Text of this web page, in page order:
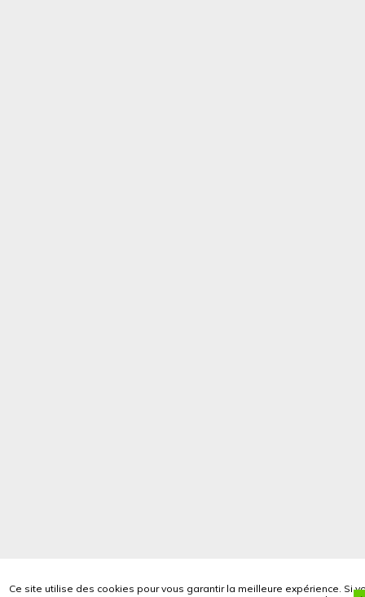
Ce site utilise des cookies pour vous garantir la meilleure expérience. Si